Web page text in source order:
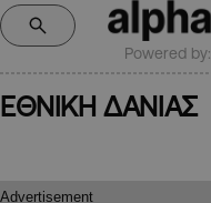
Powered by:
ΕΘΝΙΚΗ ΔΑΝΙΑΣ